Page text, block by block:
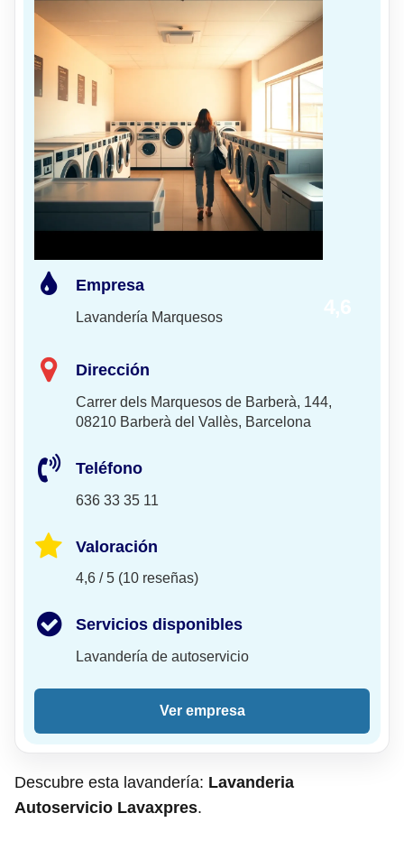
Empresa
Lavandería Marquesos
Dirección
Carrer dels Marquesos de Barberà, 144,
08210 Barberà del Vallès, Barcelona
Teléfono
636 33 35 11
Valoración
4,6 / 5 (10 reseñas)
Servicios disponibles
Lavandería de autoservicio
Ver empresa
Descubre esta lavandería: Lavanderia
Autoservicio Lavaxpres.